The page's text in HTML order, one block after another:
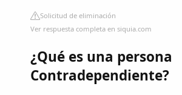
Solicitud de eliminación
Ver respuesta completa en siquia.com
¿Qué es una persona
Contradependiente?